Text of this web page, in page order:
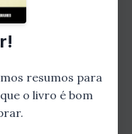
no plano
usando a
pontos. A
d = √((x2 -
resumos para
o livro é bom